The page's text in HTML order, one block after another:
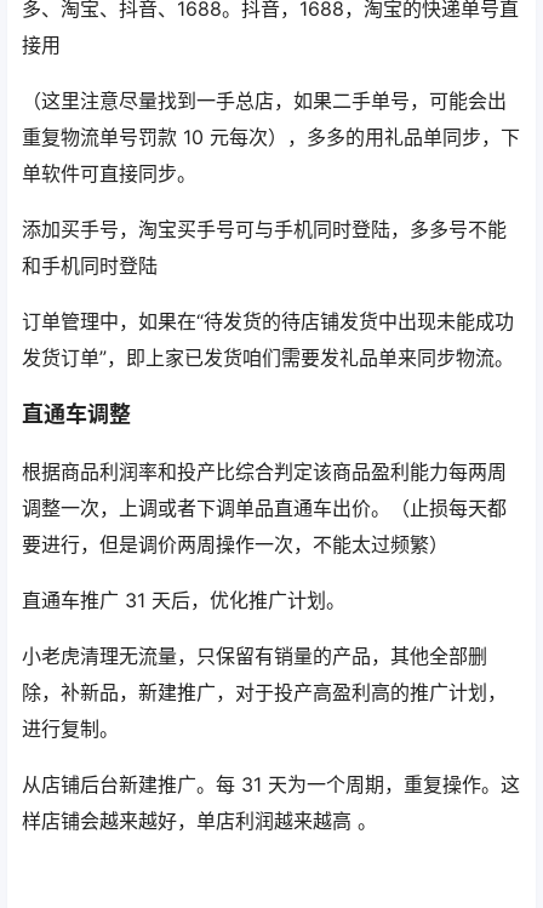
多、淘宝、抖音、1688。抖音，1688，淘宝的快递单号直
接用
（这里注意尽量找到一手总店，如果二手单号，可能会出
重复物流单号罚款 10 元每次），多多的用礼品单同步，下
单软件可直接同步。
添加买手号，淘宝买手号可与手机同时登陆，多多号不能
和手机同时登陆
订单管理中，如果在“待发货的待店铺发货中出现未能成功
发货订单”，即上家已发货咱们需要发礼品单来同步物流。
直通车调整
根据商品利润率和投产比综合判定该商品盈利能力每两周
调整一次，上调或者下调单品直通车出价。（止损每天都
要进行，但是调价两周操作一次，不能太过频繁）
直通车推广 31 天后，优化推广计划。
小老虎清理无流量，只保留有销量的产品，其他全部删
除，补新品，新建推广，对于投产高盈利高的推广计划，
进行复制。
从店铺后台新建推广。每 31 天为一个周期，重复操作。这
样店铺会越来越好，单店利润越来越高 。